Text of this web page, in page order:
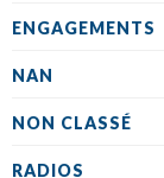
ENGAGEMENTS
NAN
NON CLASSÉ
RADIOS